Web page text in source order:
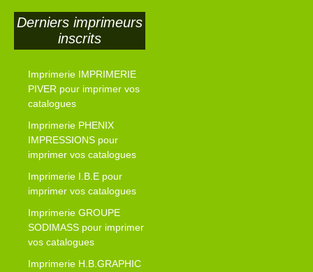
Derniers imprimeurs
inscrits
Imprimerie IMPRIMERIE
PIVER pour imprimer vos
catalogues
Imprimerie PHENIX
IMPRESSIONS pour
imprimer vos catalogues
Imprimerie I.B.E pour
imprimer vos catalogues
Imprimerie GROUPE
SODIMASS pour imprimer
vos catalogues
Imprimerie H.B.GRAPHIC